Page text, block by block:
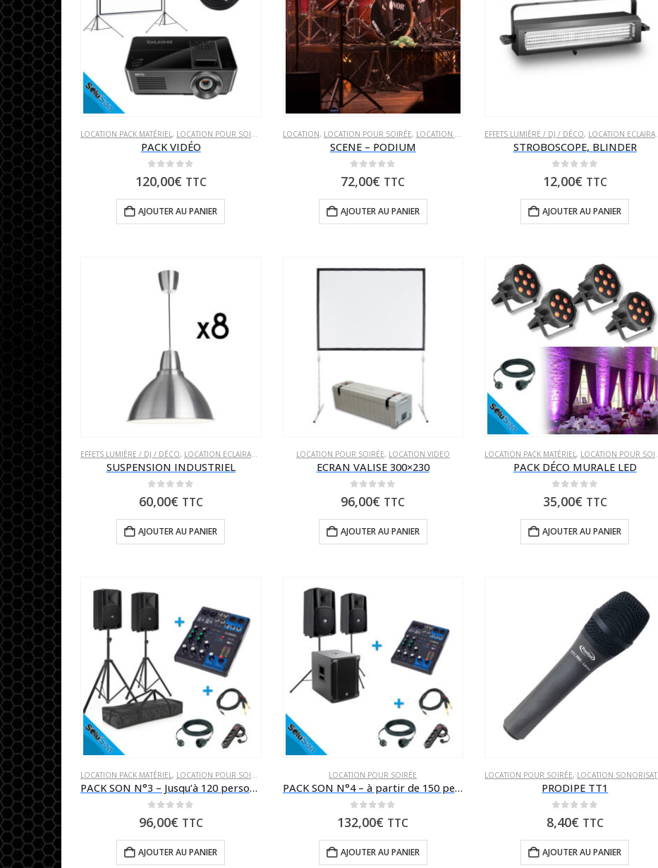
LOCATION PACK MATÉRIEL , LOCATION POUR SOIRÉE LOCATION VIDEO
PACK VIDÉO
120,00€ TTC
AJOUTER AU PANIER
LOCATION, LOCATION POUR SOIRÉE, LOCATION SONORISATION ,PIEDS & ACCESSOIRES
SCENE – PODIUM
72,00€ TTC
AJOUTER AU PANIER
EFFETS LUMIÈRE / DJ / DÉCO, LOCATION ECLAIRAGE
STROBOSCOPE, BLINDER
12,00€ TTC
AJOUTER AU PANIER
EFFETS LUMIÈRE / DJ / DÉCO, LOCATION ECLAIRAGE LOCATION POUR SOIRÉE
SUSPENSION INDUSTRIEL
60,00€ TTC
AJOUTER AU PANIER
LOCATION POUR SOIRÉE, LOCATION VIDEO
ECRAN VALISE 300×230
96,00€ TTC
AJOUTER AU PANIER
LOCATION PACK MATÉRIEL, LOCATION POUR SOIRÉE
PACK DÉCO MURALE LED
35,00€ TTC
AJOUTER AU PANIER
LOCATION PACK MATÉRIEL, LOCATION POUR SOIRÉE
PACK SON N°3 – Jusqu’à 120 personnes
96,00€ TTC
AJOUTER AU PANIER
LOCATION POUR SOIRÉE
PACK SON N°4 – à partir de 150 personnes
132,00€ TTC
AJOUTER AU PANIER
LOCATION POUR SOIRÉE, LOCATION SONORISATION
PRODIPE TT1
8,40€ TTC
AJOUTER AU PANIER